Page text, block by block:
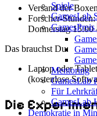
Spiele
GamesLab
GamesPreis
Mentoring
GamesLab
Für
GamesLab
Demokratie in
Versand der
Forscher-
Donnerstag
Das brauchst Du:
Laptop oder
(kostenlose
Die